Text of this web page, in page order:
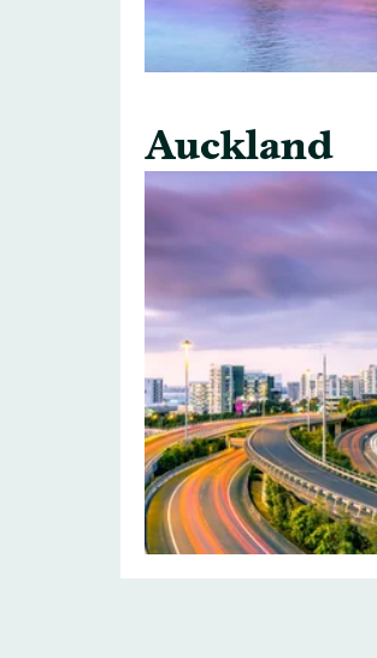
Auckland